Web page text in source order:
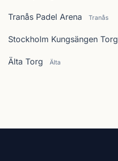
Tranås Padel Arena Tranås
Stockholm Kungsängen Torg
Älta Torg Älta